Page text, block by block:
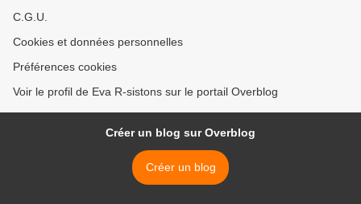
C.G.U.
Cookies et données personnelles
Préférences cookies
Voir le profil de Eva R-sistons sur le portail Overblog
Créer un blog sur Overblog
Créer un blog